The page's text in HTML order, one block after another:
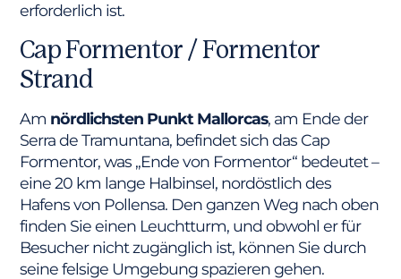
erforderlich ist.
Cap Formentor / Formentor
Strand
Am nördlichsten Punkt Mallorcas, am Ende der
Serra de Tramuntana, befindet sich das Cap
Formentor, was „Ende von Formentor“ bedeutet –
eine 20 km lange Halbinsel, nordöstlich des
Hafens von Pollensa. Den ganzen Weg nach oben
finden Sie einen Leuchtturm, und obwohl er für
Besucher nicht zugänglich ist, können Sie durch
seine felsige Umgebung spazieren gehen.